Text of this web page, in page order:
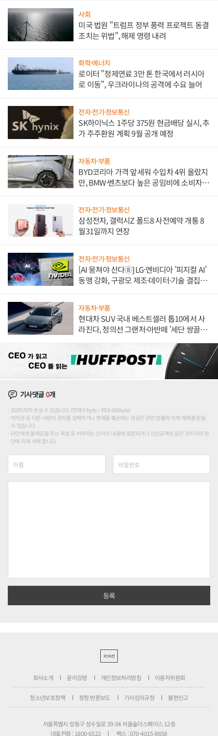
사회
미국 법원 "트럼프 정부 풍력 프로젝트 동결
조치는 위법", 해제 명령 내려
화학·에너지
로이터 "정제연료 3만 톤 한국에서 러시아
로 이동", 우크라이나의 공격에 수요 늘어
전자·전기·정보통신
SK하이닉스 1주당 375원 현금배당 실시, 추
가 주주환원 계획 9월 공개 예정
자동차·부품
BYD코리아 가격 앞세워 수입차 4위 올랐지
만, BMW·벤츠보다 높은 공임비에 소비자
전자·전기·정보통신
삼성전자, 갤럭시Z 폴드8 사전예약 개통 8
월31일까지 연장
전자·전기·정보통신
[AI 뭉쳐야 산다⑧] LG·엔비디아 '피지컬 AI'
동맹 강화, 구광모 제조·데이터·기술 결집
자동차·부품
현대차 SUV 국내 베스트셀러 톱10에서 사
라진다, 정의선 그랜저·아반떼 '세단 쌍끌
기사댓글0개
200자까지 쓰실 수 있습니다. (현재 0 byte / 최대 400byte)
저작권 등 다른 사람의 권리를 침해하거나 명예를 훼손하는 댓글은 관련 법률에 의해 제재를 받을
수 있습니다.
타인에게 불쾌감을 주는 욕설 등 비하하는 단어가 내용에 포함되거나 인신공격성 글은 관리자의 판
단에 의해 삭제 합니다.
PC버전
회사소개 윤리강령 개인정보처리방침 이용자위원회
청소년보호정책 정정·반론보도 기사심의규정 불편신고
서울특별시 성동구 성수일로 39-34 서울숲더스페이스 12층
대표전화 : 1800-6522
팩스 : 070-4015-8658